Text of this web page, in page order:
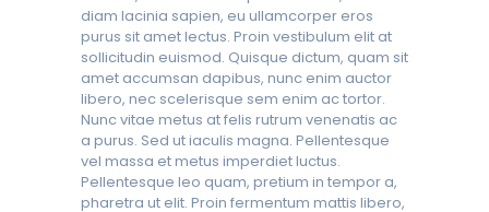
diam lacinia sapien, eu ullamcorper eros
purus sit amet lectus. Proin vestibulum elit at
sollicitudin euismod. Quisque dictum, quam sit
amet accumsan dapibus, nunc enim auctor
libero, nec scelerisque sem enim ac tortor.
Nunc vitae metus at felis rutrum venenatis ac
a purus. Sed ut iaculis magna. Pellentesque
vel massa et metus imperdiet luctus.
Pellentesque leo quam, pretium in tempor a,
pharetra ut elit. Proin fermentum mattis libero,